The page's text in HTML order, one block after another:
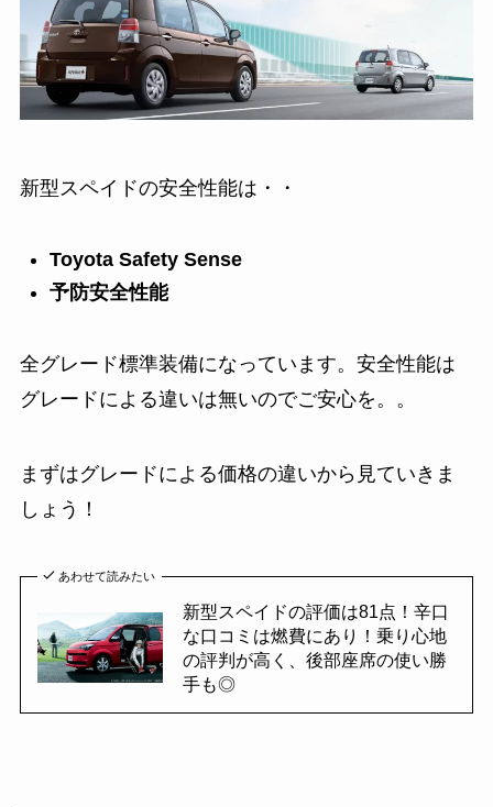
新型スペイドの安全性能は・・
Toyota Safety Sense
予防安全性能
全グレード標準装備になっています。安全性能は
グレードによる違いは無いのでご安心を。。
まずはグレードによる価格の違いから見ていきま
しょう！
あわせて読みたい
新型スペイドの評価は81点！辛口
な口コミは燃費にあり！乗り心地
の評判が高く、後部座席の使い勝
手も◎